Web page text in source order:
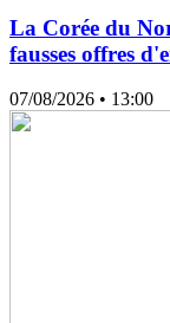
La Corée du
fausses offres
07/08/2026 • 13:00